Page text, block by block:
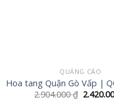
QUẢNG CÁO
Hoa tang Quận Gò Vấp |
2.904.000₫